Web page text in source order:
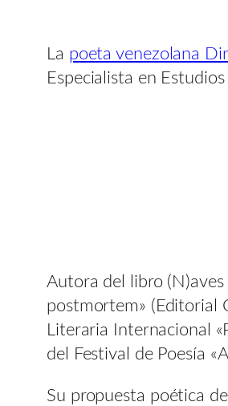
La poeta venezolana
Especialista en
Autora del libro
postmortem» (Editorial
Literaria Internacional
del Festival de Poesía
Su propuesta poética